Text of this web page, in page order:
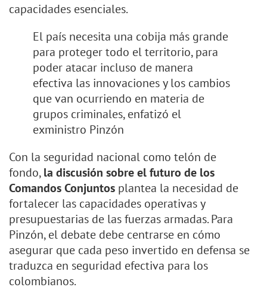
capacidades esenciales.
El país necesita una cobija más grande
para proteger todo el territorio, para
poder atacar incluso de manera
efectiva las innovaciones y los cambios
que van ocurriendo en materia de
grupos criminales, enfatizó el
exministro Pinzón
Con la seguridad nacional como telón de
fondo,la discusión sobre el futuro de los
Comandos Conjuntos plantea la necesidad de
fortalecer las capacidades operativas y
presupuestarias de las fuerzas armadas. Para
Pinzón, el debate debe centrarse en cómo
asegurar que cada peso invertido en defensa se
traduzca en seguridad efectiva para los
colombianos.